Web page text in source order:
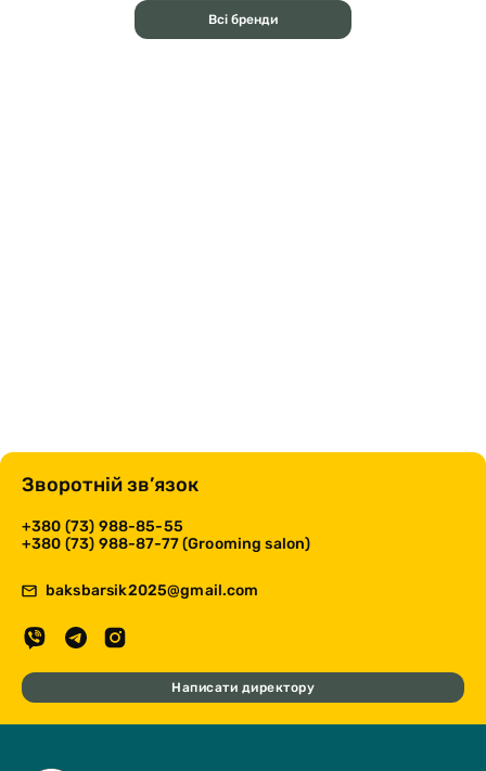
Всі бренди
Зворотній зв’язок
+380 (73) 988-85-55
+380 (73) 988-87-77 (Grooming salon)
baksbarsik2025@gmail.com
Написати директору